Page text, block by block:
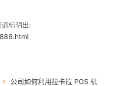
标明出:
公司如何利用拉卡拉 POS 机